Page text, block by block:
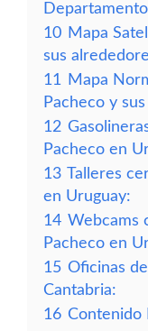
10 Mapa
sus
11
Mapa
Pacheco y
12
Pacheco en
13 Talleres
en Uruguay:
14 Webcams
Pacheco en
15 Oficinas
Cantabria:
16 Contenido